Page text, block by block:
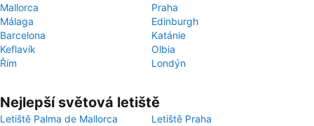
Mallorca
Praha
Málaga
Edinburgh
Barcelona
Katánie
Keflavík
Olbia
Řím
Londýn
Nejlepší světová letiště
Letiště Palma de Mallorca
Letiště Praha